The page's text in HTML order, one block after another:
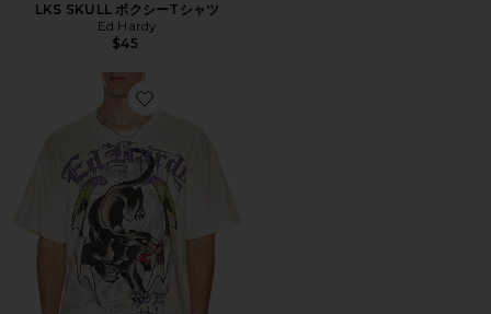
LKS SKULL ボクシーTシャツ
Ed Hardy
$45
Favorite PANTHER WINGS ボクシーTシャツ